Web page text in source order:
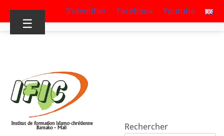
S’identifier Facebook Youtube
☰
Rechercher